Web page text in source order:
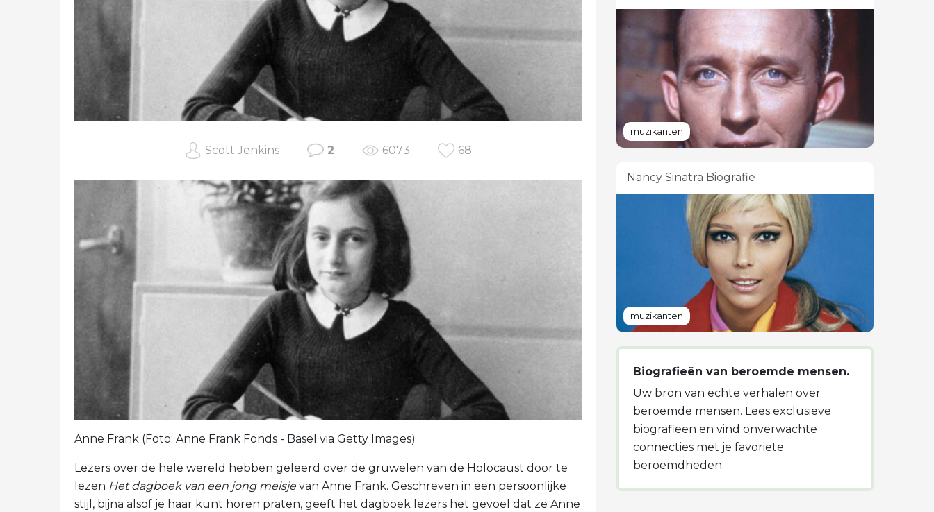
Scott Jenkins 2 6073 68
Anne Frank (Foto: Anne Frank Fonds - Basel via Getty Images)
Lezers over de hele wereld hebben geleerd over de gruwelen van de Holocaust door te
lezen Het dagboek van een jong meisjevan Anne Frank. Geschreven in een persoonlijke
stijl, bijna alsof je haar kunt horen praten, geeft het dagboek lezers het gevoel dat ze Anne
muzikanten
Nancy Sinatra Biografie
muzikanten
Biografieën van beroemde mensen.
Uw bron van echte verhalen over
beroemde mensen. Lees exclusieve
biografieën en vind onverwachte
connecties met je favoriete
beroemdheden.